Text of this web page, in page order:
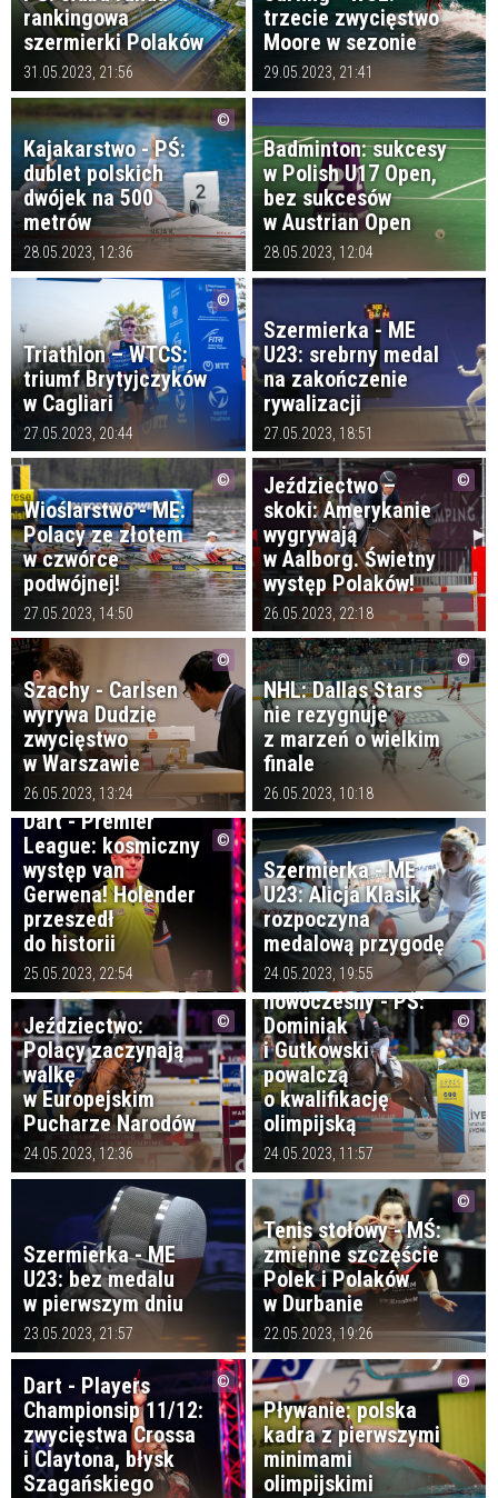
rankingowa
szermierki Polaków
31.05.2023, 21:56
trzecie zwycięstwo
Moore w sezonie
29.05.2023, 21:41
Kajakarstwo - PŚ:
dublet polskich
dwójek na 500
metrów
28.05.2023, 12:36
Badminton: sukcesy
w Polish U17 Open,
bez sukcesów
w Austrian Open
28.05.2023, 12:04
Triathlon – WTCS:
triumf Brytyjczyków
w Cagliari
27.05.2023, 20:44
Szermierka - ME
U23: srebrny medal
na zakończenie
rywalizacji
27.05.2023, 18:51
Wioślarstwo - ME:
Polacy ze złotem
w czwórce
podwójnej!
27.05.2023, 14:50
Jeździectwo –
skoki: Amerykanie
wygrywają
w Aalborg. Świetny
występ Polaków!
26.05.2023, 22:18
Szachy - Carlsen
wyrywa Dudzie
zwycięstwo
w Warszawie
26.05.2023, 13:24
NHL: Dallas Stars
nie rezygnuje
z marzeń o wielkim
finale
26.05.2023, 10:18
Dart - Premier
League: kosmiczny
występ van
Gerwena! Holender
przeszedł
do historii
25.05.2023, 22:54
Szermierka - ME
U23: Alicja Klasik
rozpoczyna
medalową przygodę
24.05.2023, 19:55
Jeździectwo:
Polacy zaczynają
walkę
w Europejskim
Pucharze Narodów
24.05.2023, 12:36
Pięciobój
nowoczesny - PŚ:
Dominiak
i Gutkowski
powalczą
o kwalifikację
olimpijską
24.05.2023, 11:57
Szermierka - ME
U23: bez medalu
w pierwszym dniu
23.05.2023, 21:57
Tenis stołowy - MŚ:
zmienne szczęście
Polek i Polaków
w Durbanie
22.05.2023, 19:26
Dart - Players
Championsip 11/12:
zwycięstwa Crossa
i Claytona, błysk
Szagańskiego
Pływanie: polska
kadra z pierwszymi
minimami
olimpijskimi